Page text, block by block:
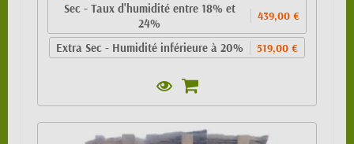
Sec - Taux d'humidité entre 18% et
24%
439,00 €
Extra Sec - Humidité inférieure à 20% 519,00 €